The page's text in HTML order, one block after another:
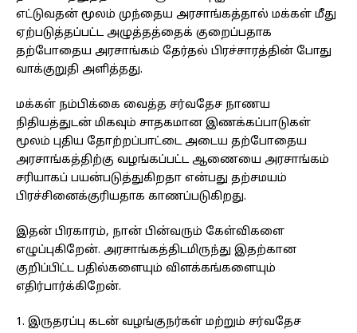
எட்டுவதன் மூலம் முந்தைய அரசாங்கத்தால் மக்கள் மீது
ஏற்படுத்தப்பட்ட அழுத்தத்தைக் குறைப்பதாக
தற்போதைய அரசாங்கம் தேர்தல் பிரச்சாரத்தின் போது
வாக்குறுதி அளித்தது.
மக்கள் நம்பிக்கை வைத்த சர்வதேச நாணய
நிதியத்துடன் மிகவும் சாதகமான இணக்கப்பாடுகள்
மூலம் புதிய தோற்றப்பாட்டை அடைய தற்போதைய
அரசாங்கத்திற்கு வழங்கப்பட்ட ஆணையை அரசாங்கம்
சரியாகப் பயன்படுத்துகிறதா என்பது தற்சமயம்
பிரச்சினைக்குரியதாக காணப்படுகிறது.
இதன் பிரகாரம், நான் பின்வரும் கேள்விகளை
எழுப்புகிறேன். அரசாங்கத்திடமிருந்து இதற்கான
குறிப்பிட்ட பதில்களையும் விளக்கங்களையும்
எதிர்பார்க்கிறேன்.
1. இருதரப்பு கடன் வழங்குநர்கள் மற்றும் சர்வதேச